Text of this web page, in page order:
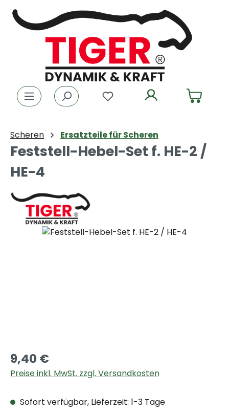
Zum Hauptinhalt springen
Du hast 0 Produkte auf
Scheren Ersatzteile für Scheren
Feststell-Hebel-Set f. HE-2 /
HE-4
Bildergalerie überspringen
9,40 €
Preise inkl. MwSt. zzgl. Versandkosten
Sofort verfügbar, Lieferzeit: 1-3 Tage